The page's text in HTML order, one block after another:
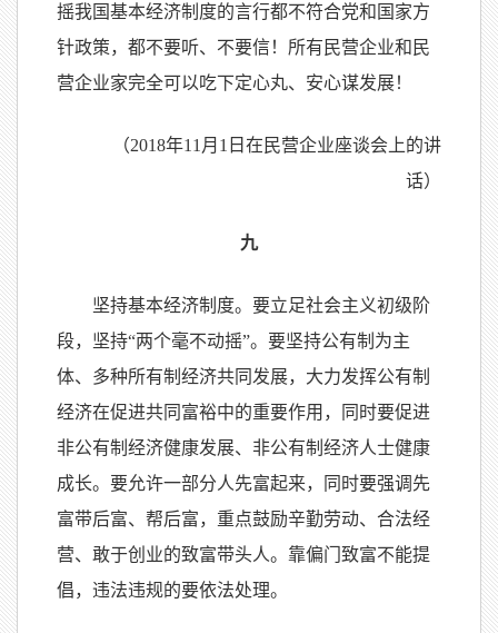
摇我国基本经济制度的言行都不符合党和国家方
针政策，都不要听、不要信！所有民营企业和民
营企业家完全可以吃下定心丸、安心谋发展！
（2018年11月1日在民营企业座谈会上的讲
话）
九
坚持基本经济制度。要立足社会主义初级阶
段，坚持“两个毫不动摇”。要坚持公有制为主
体、多种所有制经济共同发展，大力发挥公有制
经济在促进共同富裕中的重要作用，同时要促进
非公有制经济健康发展、非公有制经济人士健康
成长。要允许一部分人先富起来，同时要强调先
富带后富、帮后富，重点鼓励辛勤劳动、合法经
营、敢于创业的致富带头人。靠偏门致富不能提
倡，违法违规的要依法处理。